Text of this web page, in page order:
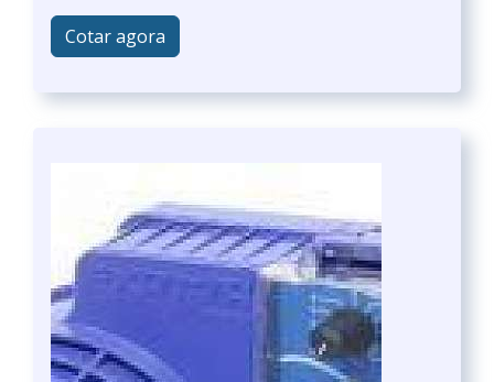
Cotar agora